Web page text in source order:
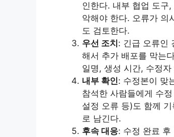
인한다. 내부 협업 도구
악해야 한다. 오류가 의
도 검토한다.
우선 조치 : 긴급 오류인
해서 추가 배포를 막는
일명, 생성 시간, 수정
내부 확인: 수정본이 맞
참석한 사람들에게 수
설정 오류 등)도 함께
로 남긴다.
후속 대응: 수정 완료 후